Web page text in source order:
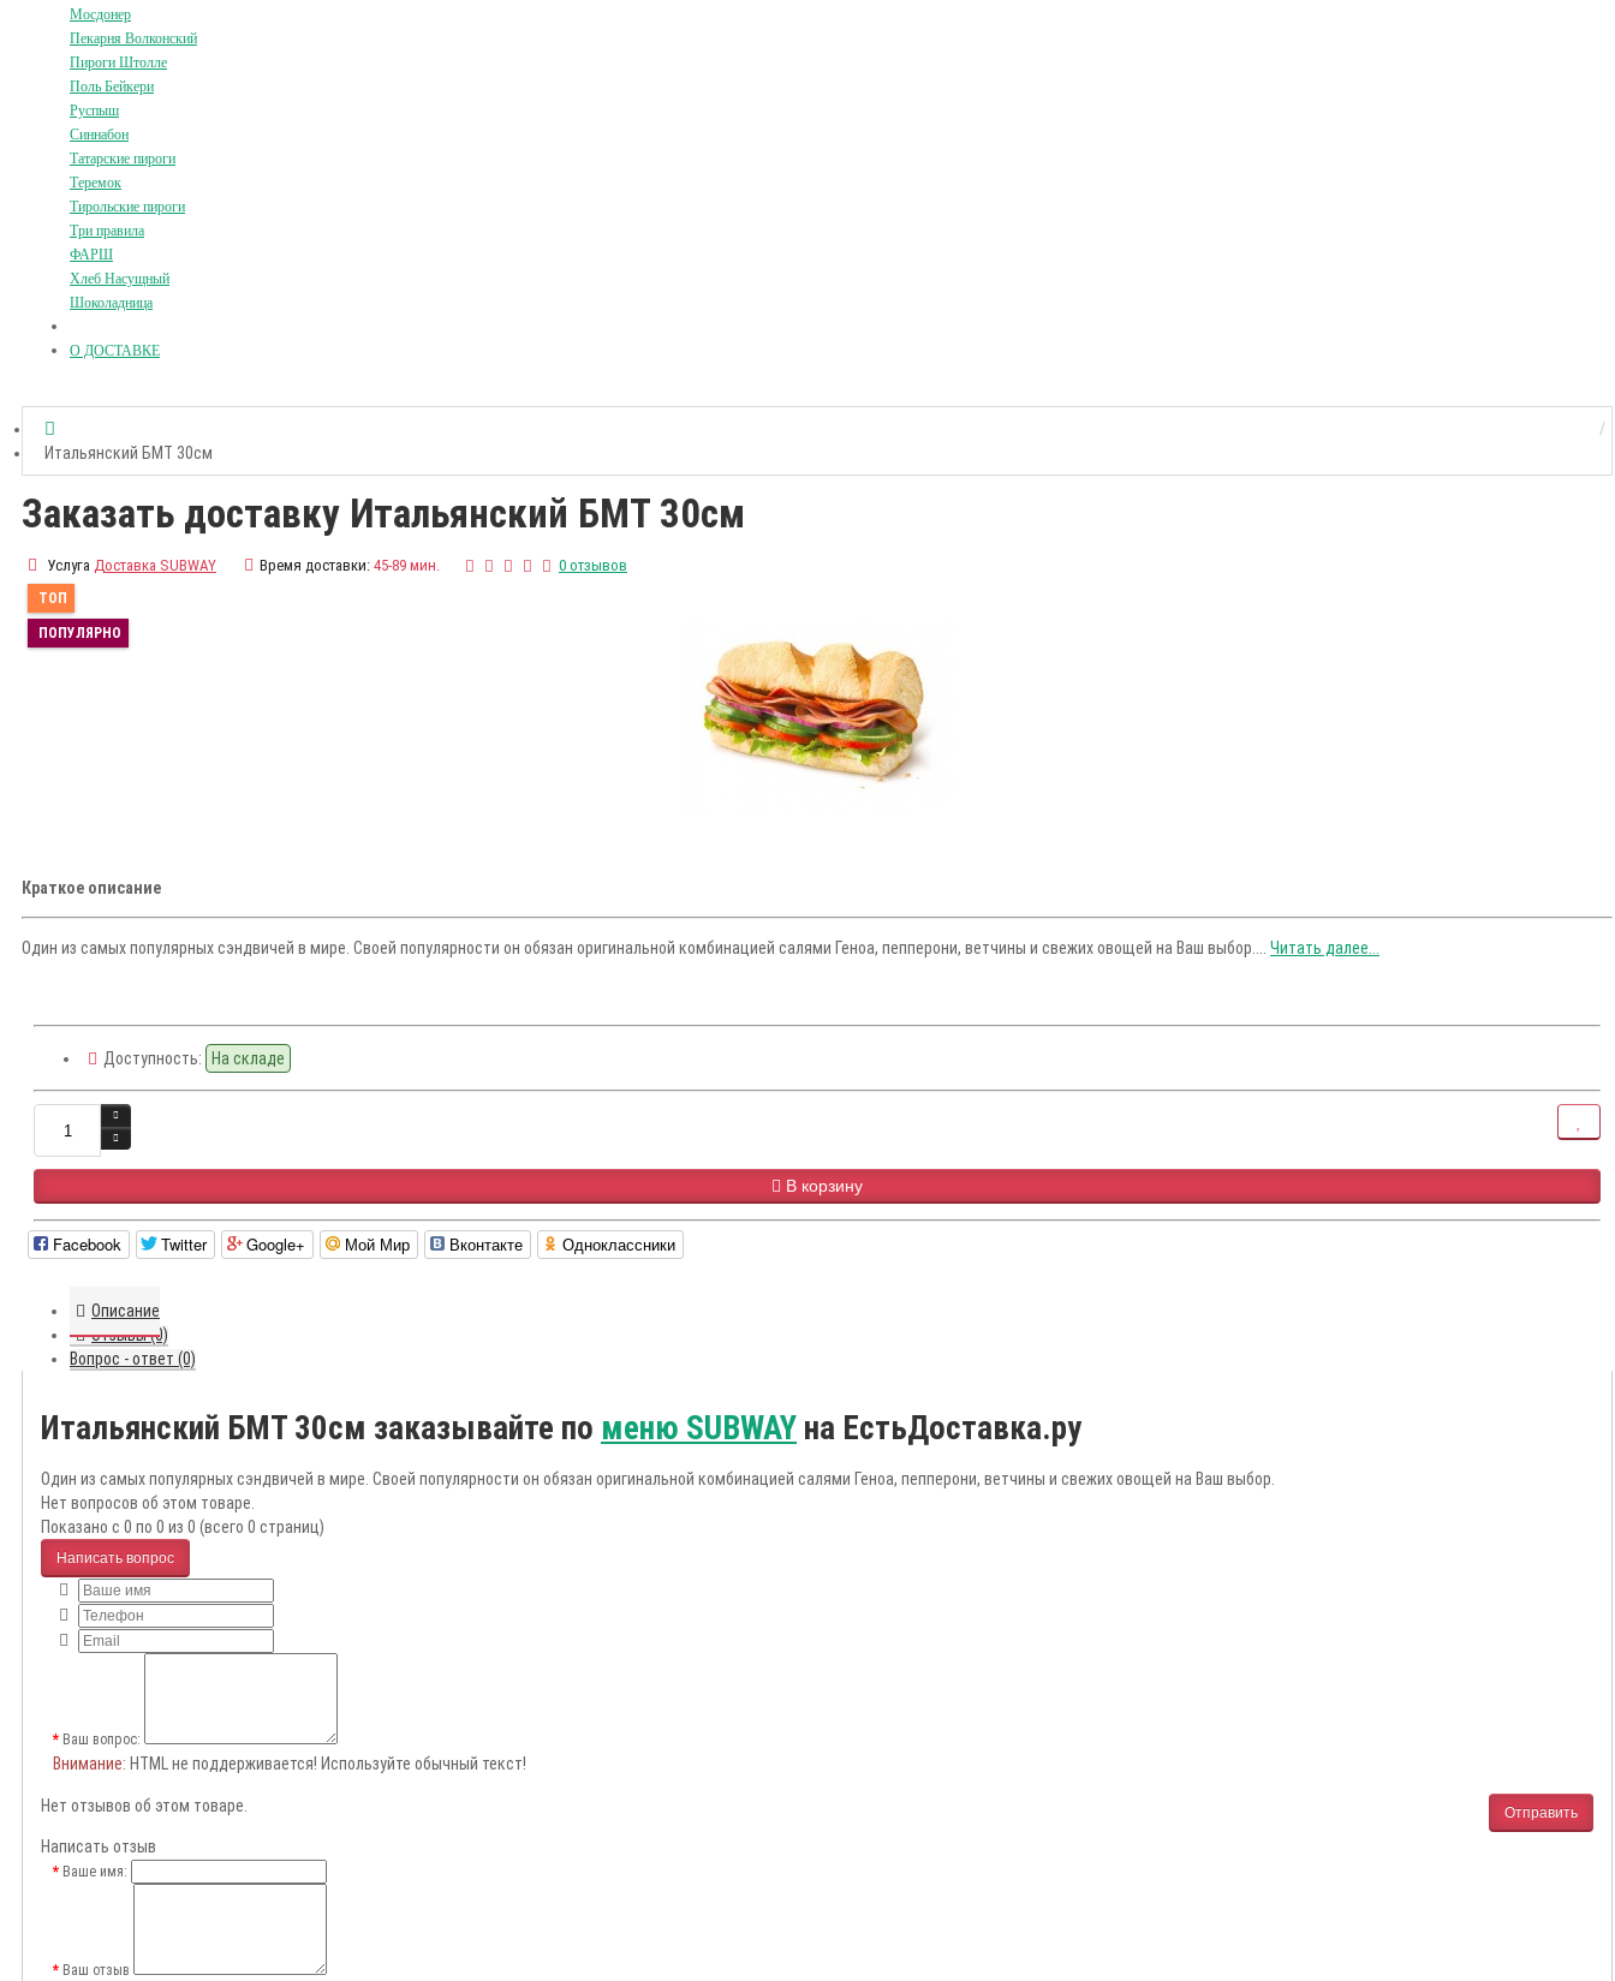
Мосдонер
Пекарня Волконский
Пироги Штолле
Поль Бейкери
Руспыш
Синнабон
Татарские пироги
Теремок
Тирольские пироги
Три правила
ФАРШ
Хлеб Насущный
Шоколадница
О ДОСТАВКЕ
Итальянский БМТ 30см
Заказать доставку Итальянский БМТ 30см
Услуга Доставка SUBWAY Время доставки: 45-89 мин. 0 отзывов
ТОП
ПОПУЛЯРНО
Краткое описание
Один из самых популярных сэндвичей в мире. Своей популярности он обязан оригинальной комбинацией салями Геноа, пепперони, ветчины и свежих овощей на Ваш выбор.... Читать далее...
Доступность: На складе
В корзину
Facebook Twitter Google+ Мой Мир Вконтакте Одноклассники
Описание
Отзывы (0)
Вопрос - ответ (0)
Итальянский БМТ 30см заказывайте по меню SUBWAY на ЕстьДоставка.ру
Один из самых популярных сэндвичей в мире. Своей популярности он обязан оригинальной комбинацией салями Геноа, пепперони, ветчины и свежих овощей на Ваш выбор.
Нет вопросов об этом товаре.
Показано с 0 по 0 из 0 (всего 0 страниц)
Написать вопрос
Ваш вопрос:
Внимание: HTML не поддерживается! Используйте обычный текст!
Отправить
Нет отзывов об этом товаре.
Написать отзыв
Ваше имя:
Ваш отзыв